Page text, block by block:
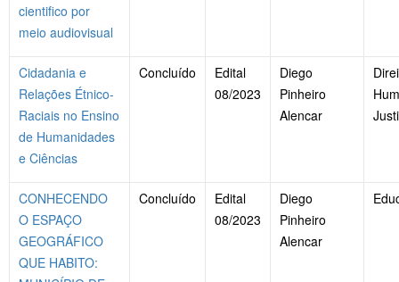
cientifico por
meio audiovisual
Cidadania e
Relações Étnico-
Raciais no Ensino
de Humanidades
e Ciências
Concluído
Edital
08/2023
Diego
Pinheiro
Alencar
CONHECENDO
O ESPAÇO
GEOGRÁFICO
QUE HABITO:
Concluído
Edital
08/2023
Diego
Pinheiro
Alencar